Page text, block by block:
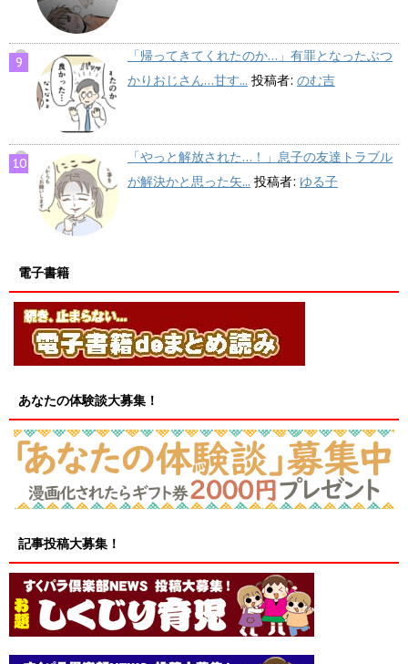
「帰ってきてくれたのか…」有罪となったぶつ
かりおじさん…甘す... 投稿者: のむ吉
「やっと解放された…！」息子の友達トラブル
が解決かと思った矢... 投稿者: ゆる子
電子書籍
あなたの体験談大募集！
記事投稿大募集！